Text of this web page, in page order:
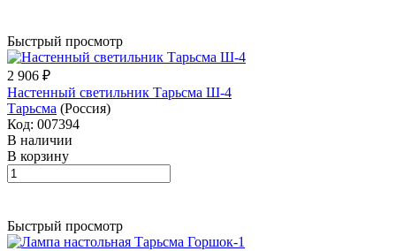
Быстрый просмотр
2 906 ₽
Настенный светильник Тарьсма Ш-4
Тарьсма (Россия)
Код: 007394
В наличии
В корзину
Быстрый просмотр